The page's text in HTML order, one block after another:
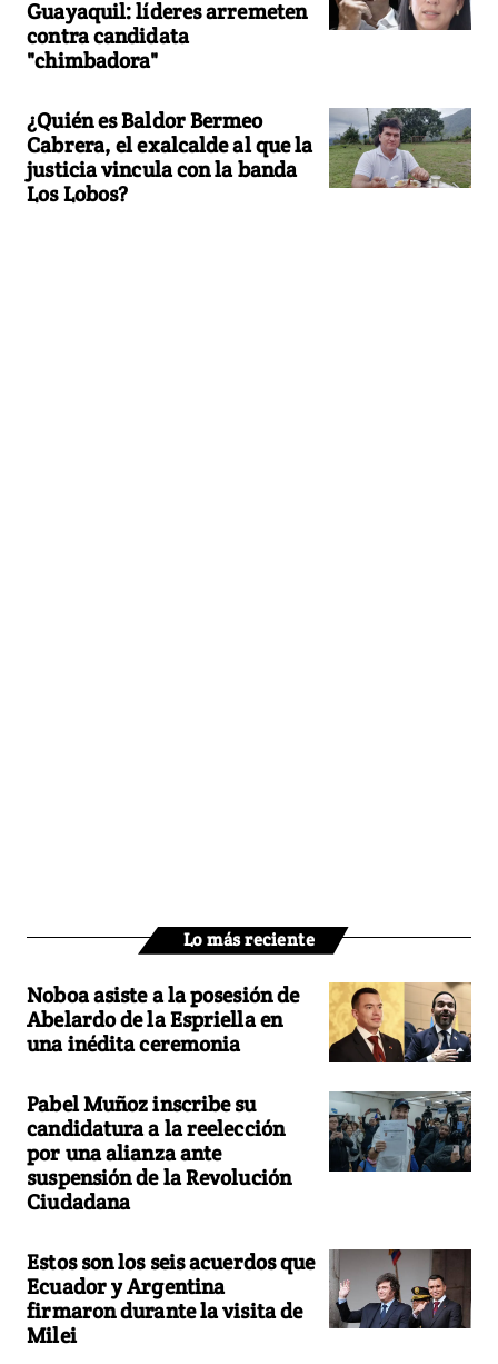
Guayaquil: líderes arremeten
contra candidata
"chimbadora"
¿Quién es Baldor Bermeo
Cabrera, el exalcalde al que la
justicia vincula con la banda
Los Lobos?
Lo más reciente
Noboa asiste a la posesión de
Abelardo de la Espriella en
una inédita ceremonia
Pabel Muñoz inscribe su
candidatura a la reelección
por una alianza ante
suspensión de la Revolución
Ciudadana
Estos son los seis acuerdos que
Ecuador y Argentina
firmaron durante la visita de
Milei